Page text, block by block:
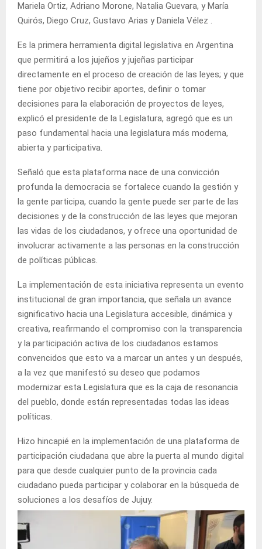
Mariela Ortiz, Adriano Morone, Natalia Guevara, y María
Quirós, Diego Cruz, Gustavo Arias y Daniela Vélez .
Es la primera herramienta digital legislativa en Argentina
que permitirá a los jujeños y jujeñas participar
directamente en el proceso de creación de las leyes; y que
tiene por objetivo recibir aportes, definir o tomar
decisiones para la elaboración de proyectos de leyes,
explicó el presidente de la Legislatura, agregó que es un
paso fundamental hacia una legislatura más moderna,
abierta y participativa.
Señaló que esta plataforma nace de una convicción
profunda la democracia se fortalece cuando la gestión y
la gente participa, cuando la gente puede ser parte de las
decisiones y de la construcción de las leyes que mejoran
las vidas de los ciudadanos, y ofrece una oportunidad de
involucrar activamente a las personas en la construcción
de políticas públicas.
La implementación de esta iniciativa representa un evento
institucional de gran importancia, que señala un avance
significativo hacia una Legislatura accesible, dinámica y
creativa, reafirmando el compromiso con la transparencia
y la participación activa de los ciudadanos estamos
convencidos que esto va a marcar un antes y un después,
a la vez que manifestó su deseo que podamos
modernizar esta Legislatura que es la caja de resonancia
del pueblo, donde están representadas todas las ideas
políticas.
Hizo hincapié en la implementación de una plataforma de
participación ciudadana que abre la puerta al mundo digital
para que desde cualquier punto de la provincia cada
ciudadano pueda participar y colaborar en la búsqueda de
soluciones a los desafíos de Jujuy.